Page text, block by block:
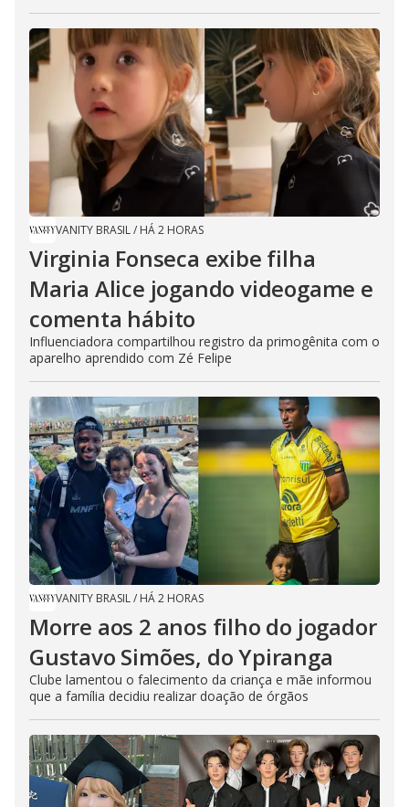
VANITY BRASIL/ HÁ 2 HORAS
Virginia Fonseca exibe filha
Maria Alice jogando videogame e
comenta hábito
Influenciadora compartilhou registro da primogênita com o
aparelho aprendido com Zé Felipe
VANITY BRASIL/ HÁ 2 HORAS
Morre aos 2 anos filho do jogador
Gustavo Simões, do Ypiranga
Clube lamentou o falecimento da criança e mãe informou
que a família decidiu realizar doação de órgãos